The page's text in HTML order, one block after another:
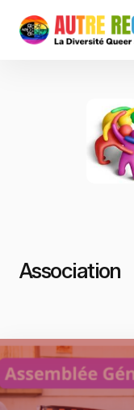
Association